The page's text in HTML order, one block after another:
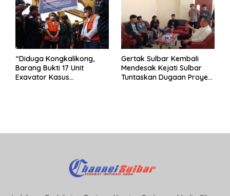
“Diduga Kongkalikong,
Barang Bukti 17 Unit
Exavator Kasus
Gertak Sulbar Kembali
Mendesak Kejati Sulbar
Tuntaskan Dugaan Proyek